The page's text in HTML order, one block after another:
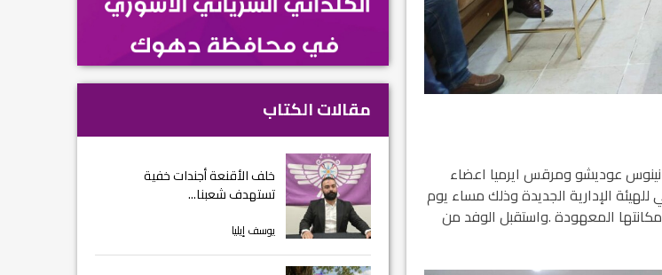
نينوس عوديشو ومرقس ايرميا اعضاء
للهيئة الإدارية الجديدة وذلك مساء يوم
مكانتها المعهودة .واستقبل الوفد من
مقالات الكتاب
خلف الأقنعة أجندات خفية
تستهدف شعبنا...
يوسف إيليا